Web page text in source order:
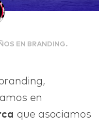
EN BRANDING.
en
que asociamos